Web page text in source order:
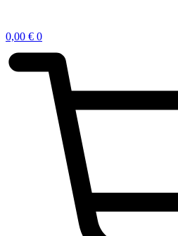
0,00 € 0